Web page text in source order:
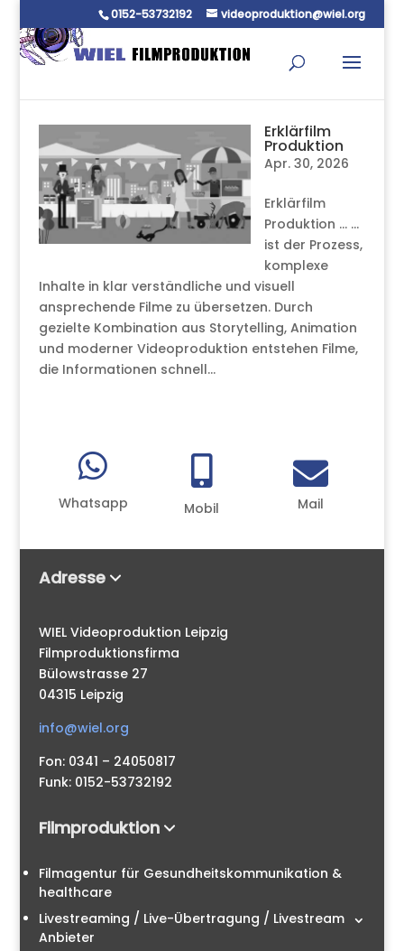
0152-53732192 videoproduktion@wiel.org
Erklärfilm
Produktion
Apr. 30, 2026
Erklärfilm
Produktion … …
ist der Prozess,
komplexe
Inhalte in klar verständliche und visuell
ansprechende Filme zu übersetzen. Durch
gezielte Kombination aus Storytelling, Animation
und moderner Videoproduktion entstehen Filme,
die Informationen schnell...

Whatsapp

Mobil

Mail
Adresse
WIEL Videoproduktion Leipzig
Filmproduktionsfirma
Bülowstrasse 27
04315 Leipzig
info@wiel.org
Fon: 0341 – 24050817
Funk: 0152-53732192
Filmproduktion
Filmagentur für Gesundheitskommunikation &
healthcare
Livestreaming / Live-Übertragung / Livestream
Anbieter